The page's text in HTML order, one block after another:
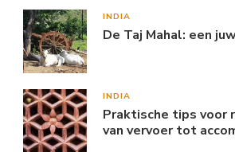
INDIA
De Taj Mahal: een
INDIA
Praktische tips voor
van vervoer tot